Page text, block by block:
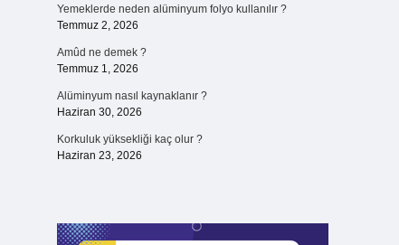
Yemeklerde neden alüminyum folyo kullanılır ?
Temmuz 2, 2026
Amûd ne demek ?
Temmuz 1, 2026
Alüminyum nasıl kaynaklanır ?
Haziran 30, 2026
Korkuluk yüksekliği kaç olur ?
Haziran 23, 2026